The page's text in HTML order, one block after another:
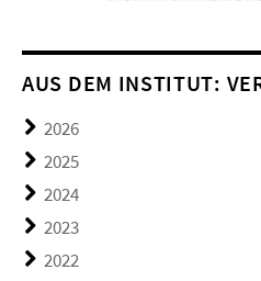
AUS DEM INSTITUT:
2026
2025
2024
2023
2022